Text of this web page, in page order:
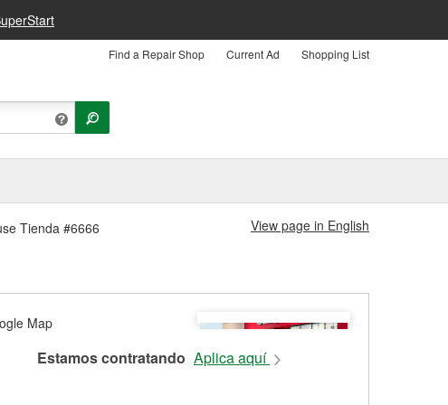
Find a Repair Shop Current Ad Shopping List
Tienda #6666 View page in English
Estamos contratando Aplica aquí